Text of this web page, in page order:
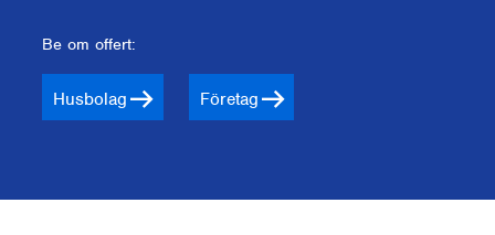
Be om offert:
Husbolag Företag